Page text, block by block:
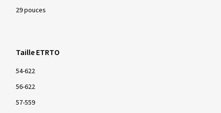
29 pouces
Taille ETRTO
54-622
56-622
57-559